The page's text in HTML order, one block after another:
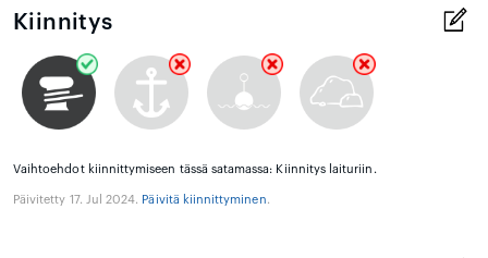
Kiinnitys
Vaihtoehdot kiinnittymiseen tässä satamassa: Kiinnitys laituriin.
Päivitetty 17. Jul 2024. Päivitä kiinnittyminen.